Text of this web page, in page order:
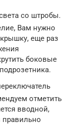
со штробы.
Вам нужно
еще раз
боковые
отметить
вводной,
правильно